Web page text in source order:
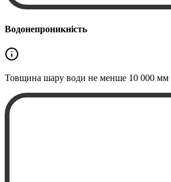
Водонепроникність
Товщина шару води не менше 10 000 мм